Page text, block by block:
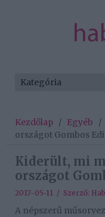
Kezdőlap / Egyéb /
országot Gombos
Kiderült, mi
országot
2017-05-11 / Szerző:
A népszerű